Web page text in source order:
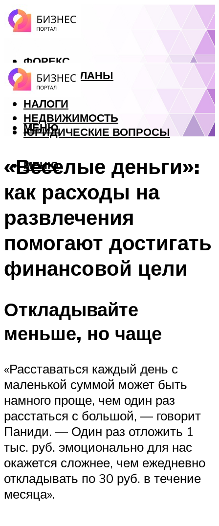
ФОРЕКС
БИЗНЕС ПЛАНЫ
КРЕДИТЫ
НАЛОГИ
НЕДВИЖИМОСТЬ
ЮРИДИЧЕСКИЕ ВОПРОСЫ
МЕНЮ
МЕНЮ
«Веселые деньги»:
как расходы на
развлечения
помогают достигать
финансовой цели
Откладывайте
меньше, но чаще
«Расставаться каждый день с
маленькой суммой может быть
намного проще, чем один раз
расстаться с большой, — говорит
Паниди. — Один раз отложить 1
тыс. руб. эмоционально для нас
окажется сложнее, чем ежедневно
откладывать по 30 руб. в течение
месяца».